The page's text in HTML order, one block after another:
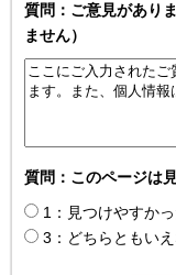
質問：ご意見があり
ません）
質問：このページは
1：見つけやすか
3：どちらともい